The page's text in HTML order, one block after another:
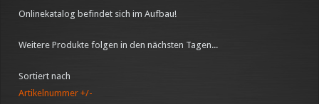
Onlinekatalog befindet sich im Aufbau!
Weitere Produkte folgen in den nächsten Tagen...
Sortiert nach
Artikelnummer +/-